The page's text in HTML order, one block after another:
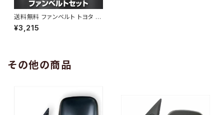
送料無料 ファンベルト トヨタ ノ
ア 型式ZRR70G H22.04～H2
6.01 （国内トップメーカー） 1本
¥3,215
その他の商品